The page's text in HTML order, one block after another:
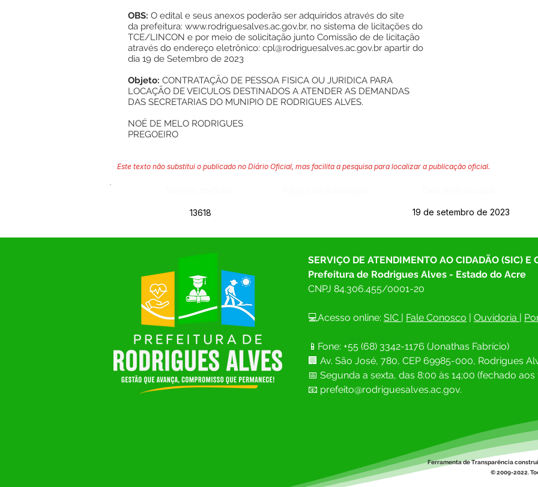
OBS: O edital e seus anexos poderão ser adquiridos através do site
da prefeitura: www.rodriguesalves.ac.gov.br, no sistema de licitações do
TCE/LINCON e por meio de solicitação junto Comissão de de licitação
através do endereço eletrônico: cpl@rodriguesalves.ac.gov.br apartir do
dia 19 de Setembro de 2023
Objeto: CONTRATAÇÃO DE PESSOA FISICA OU JURIDICA PARA
LOCAÇÃO DE VEICULOS DESTINADOS A ATENDER AS DEMANDAS
DAS SECRETARIAS DO MUNIPIO DE RODRIGUES ALVES.
NOÉ DE MELO RODRIGUES
PREGOEIRO
Este texto não substitui o publicado no Diário Oficial, mas facilita a pesquisa para localizar a publicação oficial.
13618 19 de setembro de 2023
SERVIÇO DE ATENDIMENTO AO CIDADÃO (SIC) E
Prefeitura de Rodrigues Alves - Estado do Acre
CNPJ 84.306.455/0001-20
💻Acesso online: SIC | Fale Conosco | Ouvidoria |
📱Fone: +55 (68) 3342-1176 (Jonathas Fabrício)
🏢 Av. São José, 780, CEP 69985-000, Rodrigues
📅 Segunda a sexta, das 8:00 às 14;00 (fechado
📧 prefeito@rodriguesalves.ac.gov.
Ferramenta de Transparência
© 2009-2022.